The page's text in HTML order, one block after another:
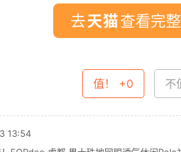
去 查看完
值！ +0 不
13:54